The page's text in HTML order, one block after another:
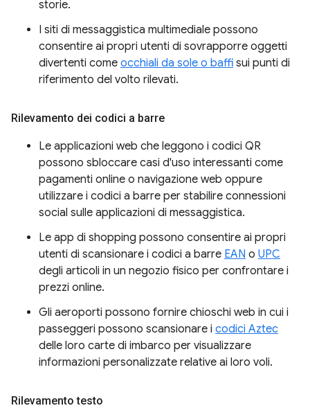
storie.
I siti di messaggistica multimediale possono
consentire ai propri utenti di sovrapporre oggetti
divertenti come occhiali da sole o baffi sui punti di
riferimento del volto rilevati.
Rilevamento dei codici a barre
Le applicazioni web che leggono i codici QR
possono sbloccare casi d'uso interessanti come
pagamenti online o navigazione web oppure
utilizzare i codici a barre per stabilire connessioni
social sulle applicazioni di messaggistica.
Le app di shopping possono consentire ai propri
utenti di scansionare i codici a barre EAN o UPC
degli articoli in un negozio fisico per confrontare i
prezzi online.
Gli aeroporti possono fornire chioschi web in cui i
passeggeri possono scansionare i codici Aztec
delle loro carte di imbarco per visualizzare
informazioni personalizzate relative ai loro voli.
Rilevamento testo